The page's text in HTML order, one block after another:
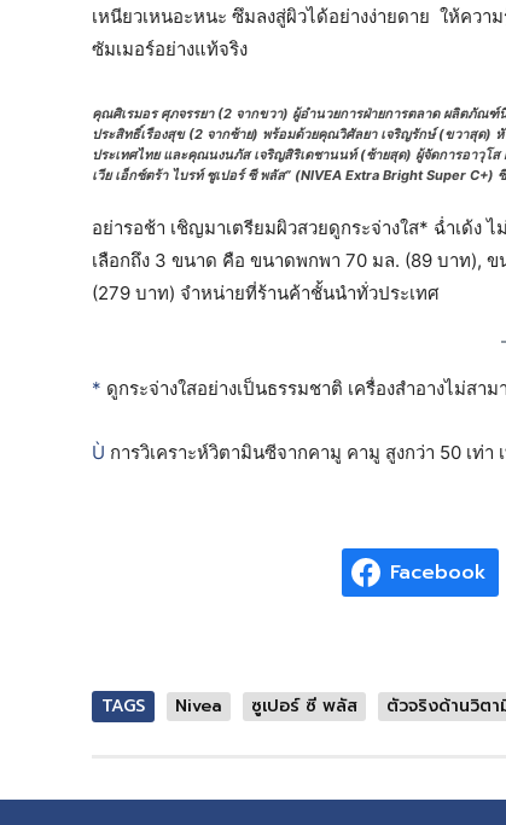
เหนียวเหนอะหนะ ซึมลงสู่ผิวได้อย่างง่ายดาย ให้คว
ซัมเมอร์อย่างแท้จริง
คุณศิเรมอร ศุภจรรยา (2 จากขวา) ผู้อำนวยการฝ่ายการตลาด ผลิตภัณ
ประสิทธิ์เรืองสุข (2 จากซ้าย) พร้อมด้วยคุณวิศัลยา เจริญรักษ์ (ขวาสุด)
ประเทศไทย และคุณนงนภัส เจริญสิริเดชานนท์ (ซ้ายสุด) ผู้จัดการอาวุ
เวีย เอ็กซ์ตร้า ไบรท์ ซูเปอร์ ซี พลัส” (NIVEA Extra Bright Super C+)
อย่ารอช้า เชิญมาเตรียมผิวสวยดูกระจ่างใส* ฉ่ำเด้ง
เลือกถึง 3 ขนาด คือ ขนาดพกพา 70 มล. (89 บาท),
(279 บาท) จำหน่ายที่ร้านค้าชั้นนำทั่วประเทศ
* ดูกระจ่างใสอย่างเป็นธรรมชาติ เครื่องสำอางไม่
Ù การวิเคราะห์วิตามินซีจากคามู คามู สูงกว่า 50 เท่า
Facebook
TAGS Nivea ซูเปอร์ ซี พลัส ตัวจริงด้านวิตา